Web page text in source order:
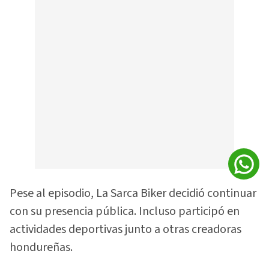
Pese al episodio, La Sarca Biker decidió continuar
con su presencia pública. Incluso participó en
actividades deportivas junto a otras creadoras
hondureñas.